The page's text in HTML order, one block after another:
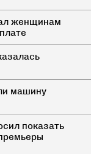
женщинам
машину
показать